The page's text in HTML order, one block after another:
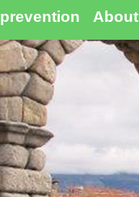
About